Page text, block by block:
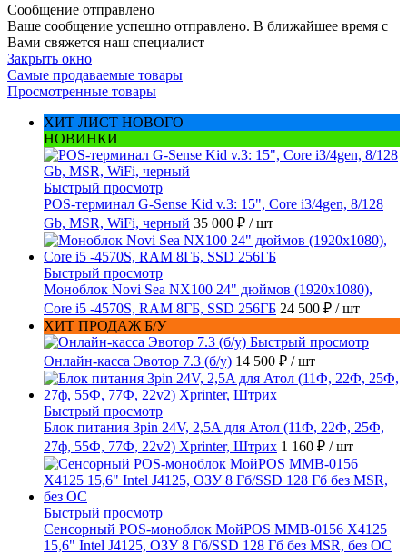
Сообщение отправлено
Ваше сообщение успешно отправлено. В ближайшее время с
Вами свяжется наш специалист
Закрыть окно
Самые продаваемые товары
Просмотренные товары
ХИТ ЛИСТ НОВОГО
НОВИНКИ
Быстрый просмотр
POS-терминал G-Sense Kid v.3: 15", Core i3/4gen, 8/128
Gb, MSR, WiFi, черный 35 000 ₽ / шт
Быстрый просмотр
Моноблок Novi Sea NX100 24" дюймов (1920x1080),
Core i5 -4570S, RAM 8ГБ, SSD 256ГБ 24 500 ₽ / шт
ХИТ ПРОДАЖ Б/У
Быстрый просмотр
Онлайн-касса Эвотор 7.3 (б/у) 14 500 ₽ / шт
Быстрый просмотр
Блок питания 3pin 24V, 2,5A для Атол (11Ф, 22Ф, 25Ф,
27ф, 55Ф, 77Ф, 22v2) Xprinter, Штрих 1 160 ₽ / шт
Быстрый просмотр
Сенсорный POS-моноблок МойPOS MMB-0156 X4125
15,6" Intel J4125, ОЗУ 8 Гб/SSD 128 Гб без MSR, без ОС